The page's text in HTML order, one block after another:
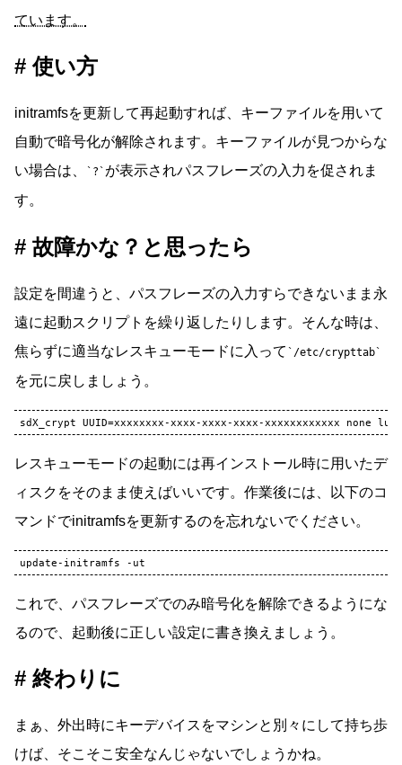
ています。
使い方
initramfsを更新して再起動すれば、キーファイルを用いて
自動で暗号化が解除されます。キーファイルが見つからな
い場合は、
?
が表示されパスフレーズの入力を促されま
す。
故障かな？と思ったら
設定を間違うと、パスフレーズの入力すらできないまま永
遠に起動スクリプトを繰り返したりします。そんな時は、
焦らずに適当なレスキューモードに入って
/etc/crypttab
を元に戻しましょう。
レスキューモードの起動には再インストール時に用いたデ
ィスクをそのまま使えばいいです。作業後には、以下のコ
マンドでinitramfsを更新するのを忘れないでください。
update-initramfs
これで、パスフレーズでのみ暗号化を解除できるようにな
るので、起動後に正しい設定に書き換えましょう。
終わりに
まぁ、外出時にキーデバイスをマシンと別々にして持ち歩
けば、そこそこ安全なんじゃないでしょうかね。